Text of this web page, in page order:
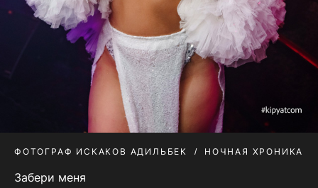
ФОТОГРАФ ИСКАКОВ АДИЛЬБЕК НОЧНАЯ ХРОНИКА
Забери меня